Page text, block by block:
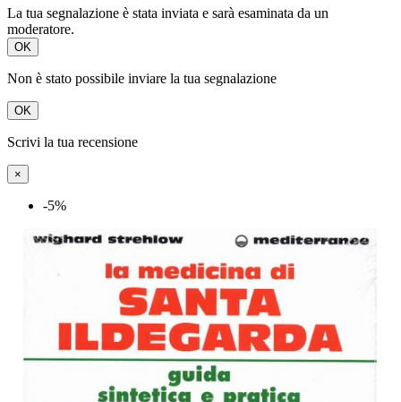
La tua segnalazione è stata inviata e sarà esaminata da un
moderatore.
OK
Non è stato possibile inviare la tua segnalazione
OK
Scrivi la tua recensione
×
-5%